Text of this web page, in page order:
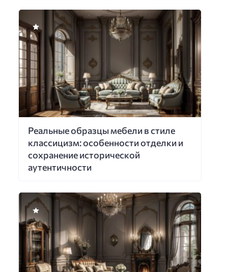
Реальные образцы мебели в стиле
классицизм: особенности отделки и
сохранение исторической
аутентичности